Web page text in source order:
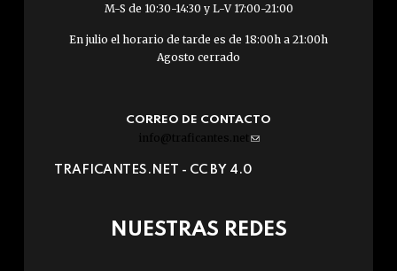
M-S de 10:30-14:30 y L-V 17:00-21:00
En julio el horario de tarde es de 18:00h a 21:00h
Agosto cerrado
CORREO DE CONTACTO
info@traficantes.net (link
e-
TRAFICANTES.NET - CC BY 4.0
NUESTRAS REDES